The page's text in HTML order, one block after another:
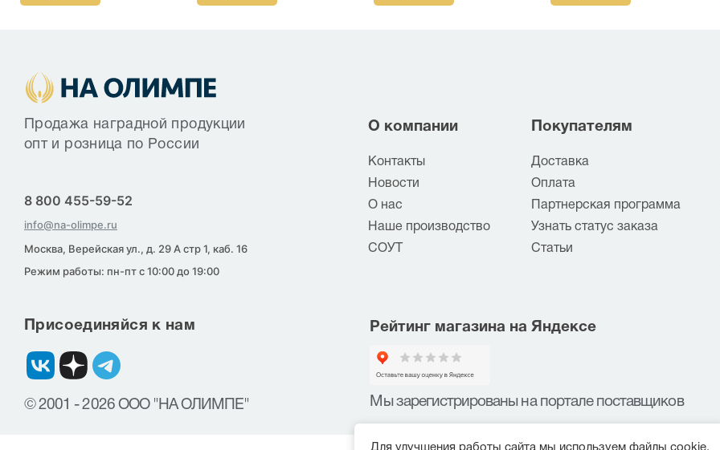
Продажа наградной продукции
опт и розница по России
8 800 455-59-52
info@na-olimpe.ru
Москва, Верейская ул., д. 29 А стр 1, каб. 16
Режим работы: пн-пт с 10:00 до 19:00
О компании
Контакты
Новости
О нас
Наше производство
СОУТ
Покупателям
Доставка
Оплата
Партнерская программа
Узнать статус заказа
Статьи
Присоединяйся к нам
© 2001 - 2026 ООО "НА ОЛИМПЕ"
Рейтинг магазина на Яндексе
Мы зарегистрированы на портале поставщиков
Для улучшения работы сайта мы используем файлы cookie.